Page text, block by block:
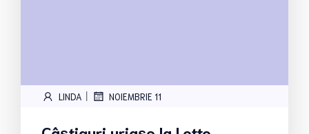
LINDA | NOIEMBRIE 11